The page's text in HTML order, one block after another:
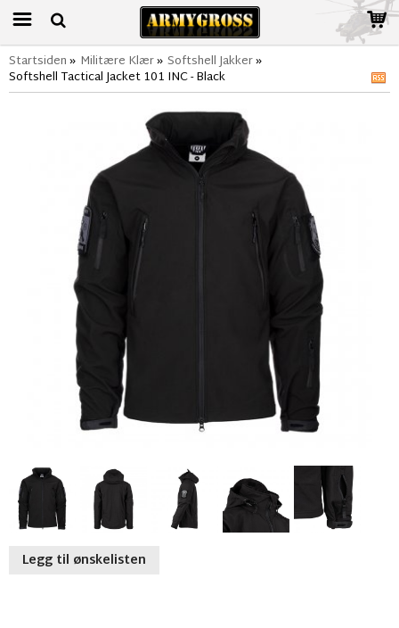
Startsiden» Militære Klær» Softshell Jakker»
Softshell Tactical Jacket 101 INC - Black
Legg til ønskelisten